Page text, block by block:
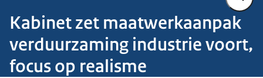
Kabinet zet maatwerkaanpak
verduurzaming industrie voort,
focus op realisme